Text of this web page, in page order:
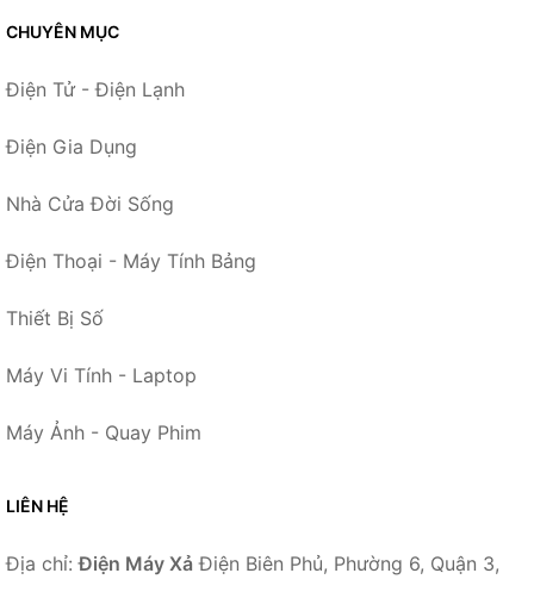
CHUYÊN MỤC
Điện Tử - Điện Lạnh
Điện Gia Dụng
Nhà Cửa Đời Sống
Điện Thoại - Máy Tính Bảng
Thiết Bị Số
Máy Vi Tính - Laptop
Máy Ảnh - Quay Phim
LIÊN HỆ
Địa chỉ:Điện Máy Xả Điện Biên Phủ, Phường 6, Quận 3,